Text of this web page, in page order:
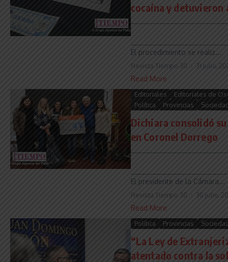
cocaína y detuvieron
El procedimiento se realiz...
Revista Tiempo 30 31 julio,
Read More
Editoriales
Editoriales de
Política
Provincias
Dichiara consolidó
en Coronel Dorrego
El presidente de la Cámara...
Revista Tiempo 30 30 julio,
Read More
Política Provincias
“La Ley de
atentado contra la